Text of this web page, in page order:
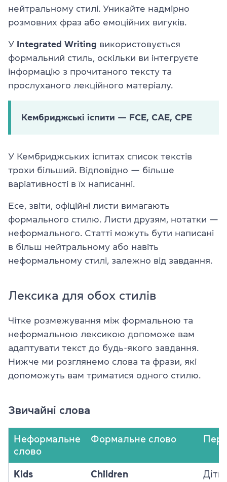
нейтральному стилі. Уникайте надмірно
розмовних фраз або емоційних вигуків.
У Integrated Writing використовується
формальний стиль, оскільки ви інтегруєте
інформацію з прочитаного тексту та
прослуханого лекційного матеріалу.
Кембриджські іспити — FCE, CAE, CPE
У Кембриджських іспитах список текстів
трохи більший. Відповідно — більше
варіативності в їх написанні.
Есе, звіти, офіційні листи вимагають
формального стилю. Листи друзям, нотатки —
неформального. Статті можуть бути написані
в більш нейтральному або навіть
неформальному стилі, залежно від завдання.
Лексика для обох стилів
Чітке розмежування між формальною та
неформальною лексикою допоможе вам
адаптувати текст до будь-якого завдання.
Нижче ми розглянемо слова та фрази, які
допоможуть вам триматися одного стилю.
Звичайні слова
Неформальне
слово
Формальне слово
Kids Children Діти